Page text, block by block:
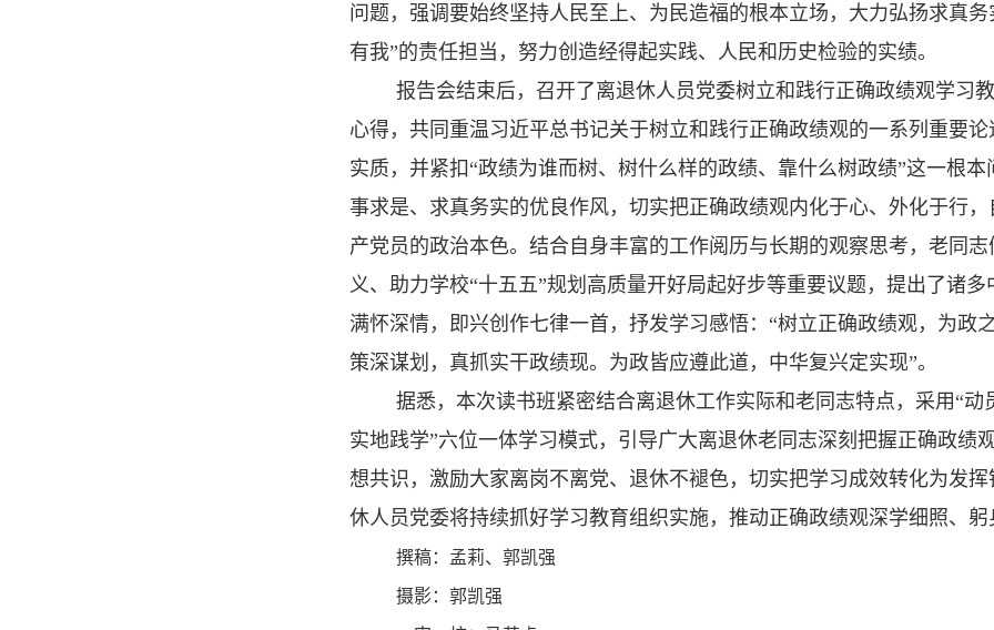
问题，强调要始终坚持人民至上、为民造福的根本立场，大力弘扬求真
有我”的责任担当，努力创造经得起实践、人民和历史检验的实绩。
报告会结束后，召开了离退休人员党委树立和践行正确政绩观学习
心得，共同重温习近平总书记关于树立和践行正确政绩观的一系列重要
实质，并紧扣“政绩为谁而树、树什么样的政绩、靠什么树政绩”这一根
事求是、求真务实的优良作风，切实把正确政绩观内化于心、外化于行
产党员的政治本色。结合自身丰富的工作阅历与长期的观察思考，老同
义、助力学校“十五五”规划高质量开好局起好步等重要议题，提出了诸
满怀深情，即兴创作七律一首，抒发学习感悟：“树立正确政绩观，为
策深谋划，真抓实干政绩现。为政皆应遵此道，中华复兴定实现”。
据悉，本次读书班紧密结合离退休工作实际和老同志特点，采用“
实地践学”六位一体学习模式，引导广大离退休老同志深刻把握正确政
想共识，激励大家离岗不离党、退休不褪色，切实把学习成效转化为发
休人员党委将持续抓好学习教育组织实施，推动正确政绩观深学细照、
撰稿：孟莉、郭凯强
摄影：郭凯强